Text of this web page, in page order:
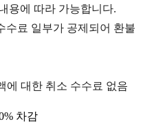
용에 따라 가능합니다.
수료 일부가 공제되어 환불
에 대한 취소 수수료 없음
차감